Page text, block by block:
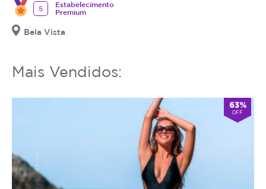
5
Estabelecimento
Premium
Bela Vista
Mais Vendidos:
63%
OFF